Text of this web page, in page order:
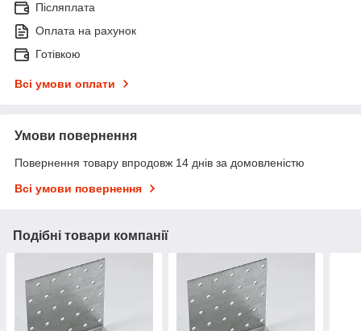
Післяплата
Оплата на рахунок
Готівкою
Всі умови оплати
Умови повернення
Повернення товару впродовж 14 днів за домовленістю
Всі умови повернення
Подібні товари компанії